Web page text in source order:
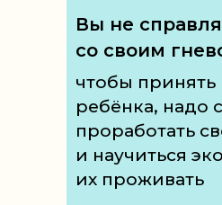
Вы не
со своим
чтобы принять
ребёнка, надо
проработать
и научиться
их проживать